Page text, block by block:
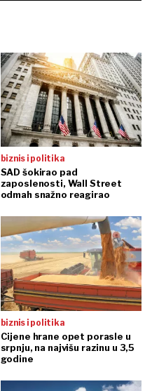
biznis i politika
SAD šokirao pad
zaposlenosti, Wall Street
odmah snažno reagirao
biznis i politika
Cijene hrane opet porasle u
srpnju, na najvišu razinu u 3,5
godine